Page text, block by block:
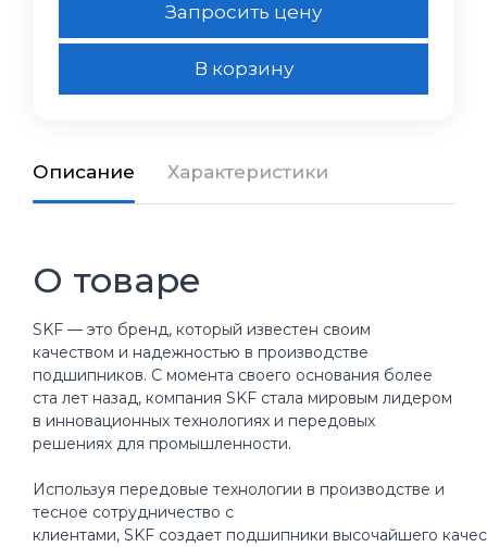
Запросить цену
В корзину
Описание Характеристики
О товаре
SKF — это бренд, который известен своим
качеством и надежностью в производстве
подшипников. С момента своего основания более
ста лет назад, компания SKF стала мировым лидером
в инновационных технологиях и передовых
решениях для промышленности.
Используя передовые технологии в производстве и
тесное сотрудничество с
клиентами, SKF создает подшипники высочайшего